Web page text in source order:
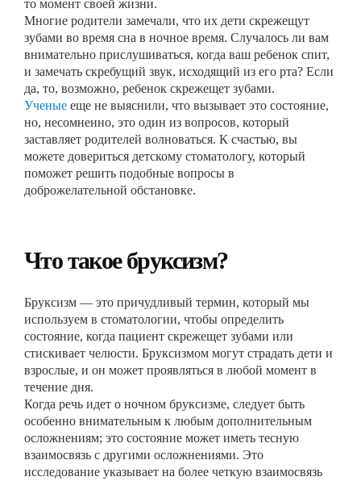
то момент своей жизни.
Многие родители замечали, что их дети скрежещут
зубами во время сна в ночное время. Случалось ли вам
внимательно прислушиваться, когда ваш ребенок спит,
и замечать скребущий звук, исходящий из его рта? Если
да, то, возможно, ребенок скрежещет зубами.
Ученые еще не выяснили, что вызывает это состояние,
но, несомненно, это один из вопросов, который
заставляет родителей волноваться. К счастью, вы
можете довериться детскому стоматологу, который
поможет решить подобные вопросы в
доброжелательной обстановке.
Что такое бруксизм?
Бруксизм — это причудливый термин, который мы
используем в стоматологии, чтобы определить
состояние, когда пациент скрежещет зубами или
стискивает челюсти. Бруксизмом могут страдать дети и
взрослые, и он может проявляться в любой момент в
течение дня.
Когда речь идет о ночном бруксизме, следует быть
особенно внимательным к любым дополнительным
осложнениям; это состояние может иметь тесную
взаимосвязь с другими осложнениями. Это
исследование указывает на более четкую взаимосвязь